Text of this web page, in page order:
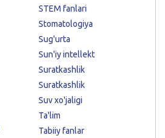
STEM fanlari
Stomatologiya
Sug'urta
Sun'iy intellekt
Suratkashlik
Suratkashlik
Suv xo'jaligi
Ta'lim
Tabiiy fanlar